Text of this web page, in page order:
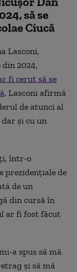
să se
Ciucă
Lasconi,
2024,
fi cerut să se
. Lasconi afirmă
de atunci al
dar şi cu un
într-o
prezidenţiale de
de un
din cursă în
ar fi fost făcut
a spus să mă
şi să mă